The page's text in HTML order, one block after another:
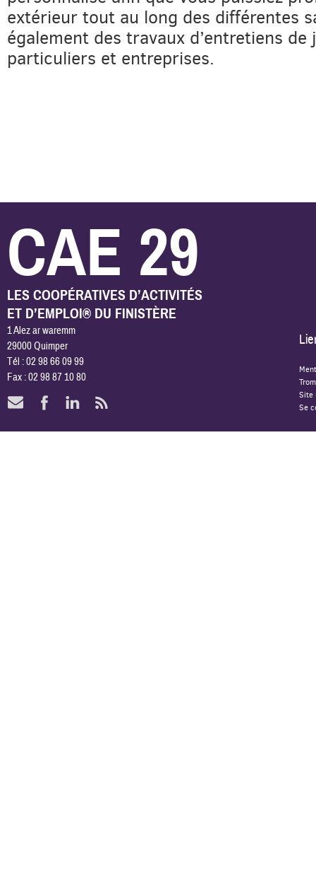
extérieur tout au long des différentes
également des travaux d’entretiens
particuliers et entreprises.
CAE 29
LES COOPÉRATIVES D’ACTIVITÉS
ET D’EMPLOI® DU FINISTÈRE
1 Alez ar waremm
29000 Quimper
Tél : 02 98 66 09 99
Fax : 02 98 87 10 80
Site
Se